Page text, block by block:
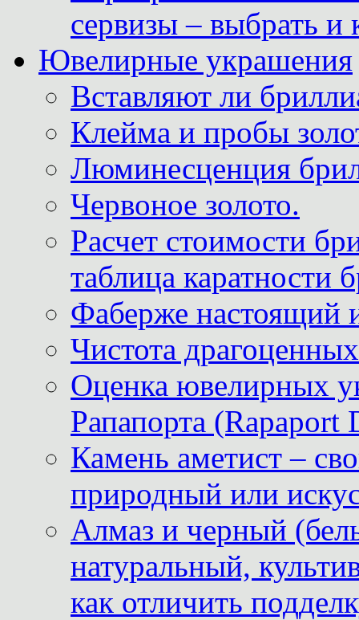
сервизы – выбрать и
Ювелирные украшения
Вставляют ли
Клейма и пробы
Люминесценция
Червоное золото.
Расчет стоимости
таблица каратности
Фаберже настоящий
Чистота
Оценка ювелирных
Рапапорта (Rapaport
Камень аметист –
природный или
Алмаз и черный
натуральный,
как отличить